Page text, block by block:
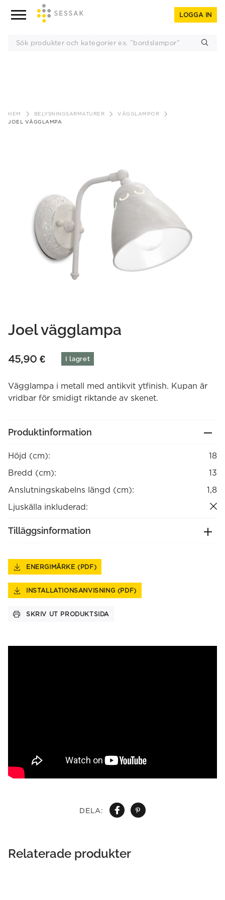
innehåll
LOGGA IN
HEM BELYSNINGSARMATURER
VÄGGLAMPOR
JOEL VÄGGLAMPA
DELA:
Joel vägglampa
45,90 € I lagret
Vägglampa i metall med antikvit ytfinish. Kupan är
vridbar för smidigt riktande av skenet.
Produktinformation
Höjd (cm):
18
Bredd (cm):
13
Anslutningskabelns längd (cm):
1,8
Ljuskälla inkluderad:
Tilläggsinformation
ENERGIMÄRKE (PDF)
INSTALLATIONSANVISNING (PDF)
SKRIV UT PRODUKTSIDA
Relaterade produkter